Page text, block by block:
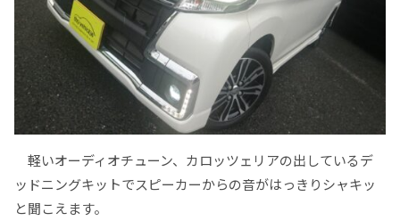
軽いオーディオチューン、カロッツェリアの出しているデ
ッドニングキットでスピーカーからの音がはっきりシャキッ
と聞こえます。